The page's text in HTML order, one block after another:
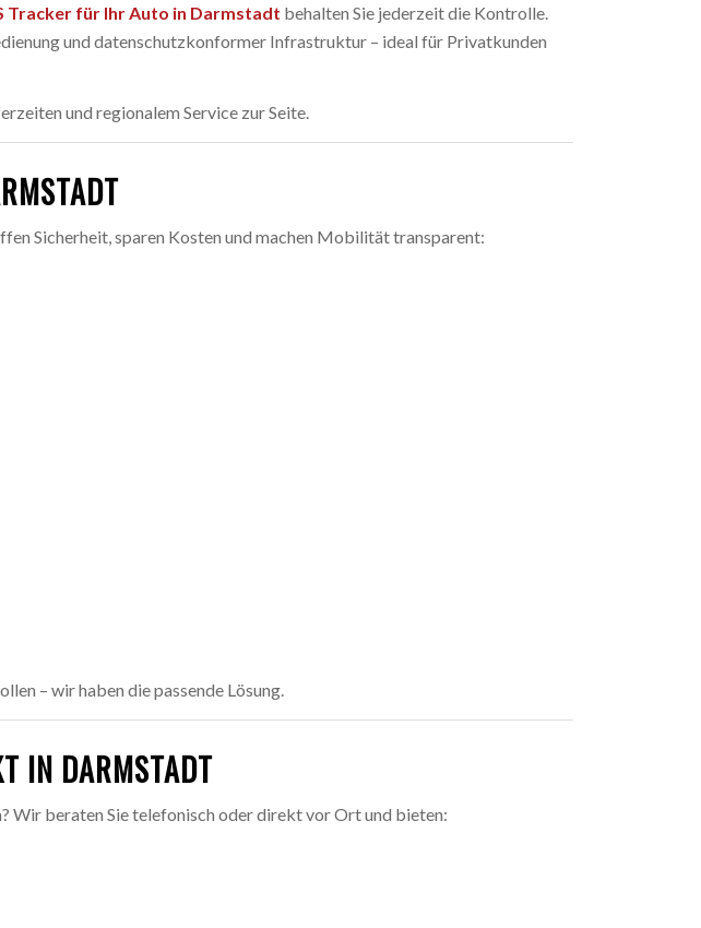
Tracker für Ihr Auto in Darmstadt behalten Sie jederzeit die Kontrolle.
und datenschutzkonformer Infrastruktur – ideal für Privatkunden
und regionalem Service zur Seite.
Sicherheit, sparen Kosten und machen Mobilität transparent:
– wir haben die passende Lösung.
IN DARMSTADT
Wir beraten Sie telefonisch oder direkt vor Ort und bieten: